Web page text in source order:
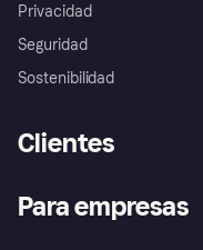
Privacidad
Seguridad
Sostenibilidad
Clientes
Inicio de sesión
Para empresas